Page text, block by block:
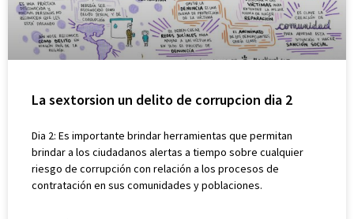
La sextorsion un delito de corrupcion dia 2
Dia 2: Es importante brindar herramientas que permitan
brindar a los ciudadanos alertas a tiempo sobre cualquier
riesgo de corrupción con relación a los procesos de
contratación en sus comunidades y poblaciones.